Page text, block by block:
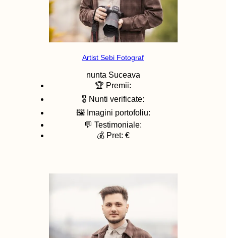
Artist Sebi Fotograf
nunta Suceava
🏆 Premii:
🎖️ Nunti verificate:
🖼️ Imagini portofoliu:
💬 Testimoniale:
💰 Pret: €